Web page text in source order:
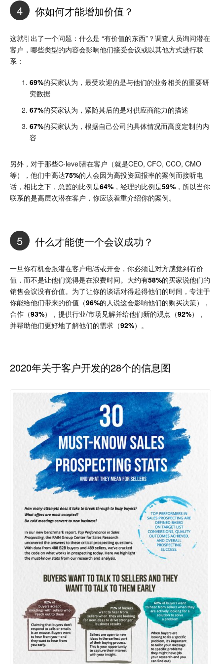
4 你如何才能增加价值？
这就引出了一个问题：什么是 “有价值的东西”？调查人员询问潜在
客户，哪些类型的内容会影响他们接受会议或以其他方式进行联
系：
69%的买家认为，最受欢迎的是与他们的业务相关的重要研
究数据
67%的买家认为，紧随其后的是对供应商能力的描述
67%的买家认为，根据自己公司的具体情况而高度定制的内
容
另外，对于那些C-level潜在客户（就是CEO, CFO, CCO, CMO
等），他们中高达75%的人会因为高投资回报率的案例而接听电
话，相比之下，总监的比例是64% ，经理的比例是59% ，所以当你
联系的是高层次潜在客户，你应该着重介绍你的案例。
5 什么才能使一个会议成功？
一旦你有机会跟潜在客户电话或开会，你必须让对方感觉到有价
值，而不是让他们觉得是在浪费时间。大约有58%的买家说他们的
销售会议没有价值。为了让你的谈话对得起得他们的时间，专注于
你能给他们带来的价值（96%的人说这会影响他们的购买决策），
合作（93%），提供行业/市场见解并给他们新的观点（92%），
并帮助他们更好地了解他们的需求（92%）。
2020年关于客户开发的28个的信息图